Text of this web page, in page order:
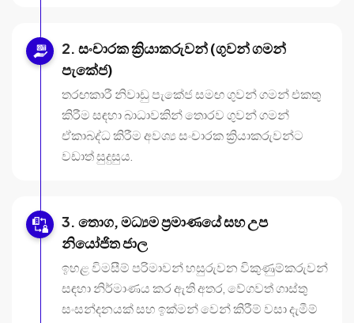
සංචාරක ක්‍රියාකරුවන් (ගුවන් ගමන්
පැකේජ)
තරඟකාරී නිවාඩු පැකේජ සමඟ ගුවන් ගමන් එකතු
කිරීම සඳහා බාධාවකින් තොරව ගුවන් ගමන්
ඒකාබද්ධ කිරීම අවශ්‍ය සංචාරක ක්‍රියාකරුවන්ට
වඩාත් සුදුසුය.
තොග, මධ්‍යම ප්‍රමාණයේ සහ උප
නියෝජිත ජාල
ඉහළ විමසීම් පරිමාවන් හසුරුවන විකුණුම්කරුවන්
සඳහා නිර්මාණය කර ඇති අතර, වේගවත් ගාස්තු
සංසන්දනයක් සහ ඉක්මන් වෙන් කිරීම් වසා දැමීම්